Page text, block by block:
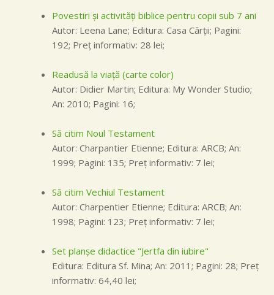
Povestiri şi activităţi biblice pentru copii sub 7 ani
Autor: Leena Lane; Editura: Casa Cărţii; Pagini:
192; Preţ informativ: 28 lei;
Readusă la viaţă (carte color)
Autor: Didier Martin; Editura: My Wonder Studio;
An: 2010; Pagini: 16;
Să citim Noul Testament
Autor: Charpantier Etienne; Editura: ARCB; An:
1999; Pagini: 135; Preţ informativ: 7 lei;
Să citim Vechiul Testament
Autor: Charpentier Etienne; Editura: ARCB; An:
1998; Pagini: 123; Preţ informativ: 7 lei;
Set planşe didactice "Jertfa din iubire"
Editura: Editura Sf. Mina; An: 2011; Pagini: 28; Preţ
informativ: 64,40 lei;